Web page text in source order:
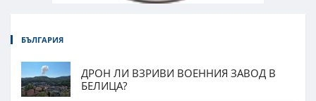
БЪЛГАРИЯ
ДРОН ЛИ ВЗРИВИ ВОЕННИЯ ЗАВОД В
БЕЛИЦА?